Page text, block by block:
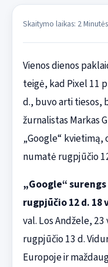
Skaitymo laikas: 2 Minutės
Vienos dienos
teigė, kad Pixel 11
d., buvo arti tiesos,
žurnalistas Markas
„Google“
numatė rugpjūčio
„Google“
rugpjūčio 12 d.
val. Los Andžele,
rugpjūčio 13 d.
Europoje ir